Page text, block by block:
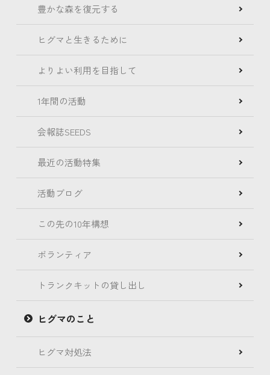
豊かな森を復元する
ヒグマと生きるために
よりよい利用を目指して
1年間の活動
会報誌SEEDS
最近の活動特集
活動ブログ
この先の10年構想
ボランティア
トランクキットの貸し出し
ヒグマのこと
ヒグマ対処法